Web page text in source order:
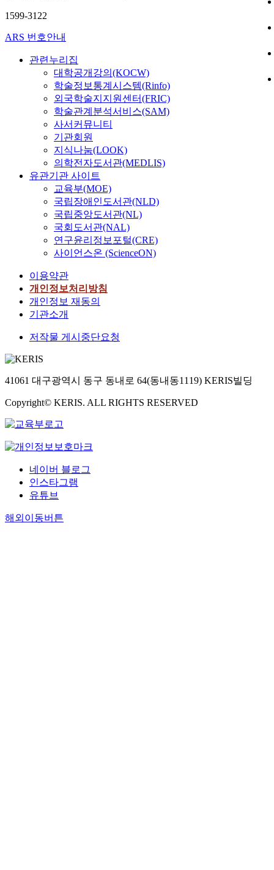
1599-3122
ARS 번호안내
관련누리집
대학공개강의(KOCW)
학술정보통계시스템(Rinfo)
외국학술지지원센터(FRIC)
학술관계분석서비스(SAM)
사서커뮤니티
기관회원
지식나눔(LOOK)
의학전자도서관(MEDLIS)
유관기관 사이트
교육부(MOE)
국립장애인도서관(NLD)
국립중앙도서관(NL)
국회도서관(NAL)
연구윤리정보포털(CRE)
사이언스온 (ScienceON)
이용약관
개인정보처리방침
개인정보 재동의
기관소개
저작물 게시중단요청
41061 대구광역시 동구 동내로 64(동내동1119) KERIS빌딩
Copyright© KERIS. ALL RIGHTS RESERVED
네이버 블로그
인스타그램
유튜브
해외이동버튼